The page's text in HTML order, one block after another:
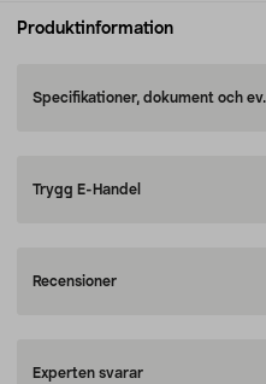
Produktinformation
Specifikationer, dokument och
Trygg E-Handel
Recensioner
Experten svarar